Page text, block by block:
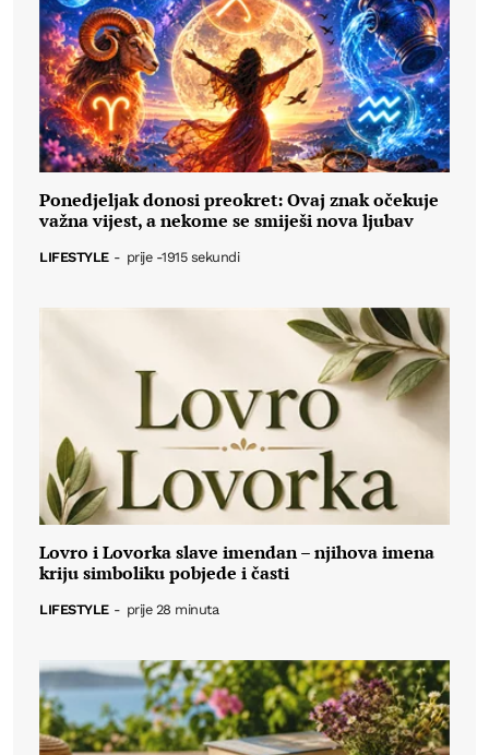
Ponedjeljak donosi preokret: Ovaj znak očekuje
važna vijest, a nekome se smiješi nova ljubav
LIFESTYLE - prije -1915 sekundi
Lovro i Lovorka slave imendan – njihova imena
kriju simboliku pobjede i časti
LIFESTYLE - prije 28 minuta